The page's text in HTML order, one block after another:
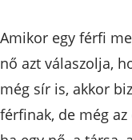
Amikor egy férfi
nő azt válaszolja,
még sír is, akkor
férfinak, de még